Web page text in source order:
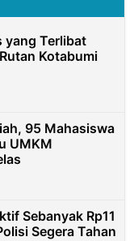
yang Terlibat
Kotabumi
95 Mahasiswa
UMKM
Sebanyak Rp11
Segera Tahan